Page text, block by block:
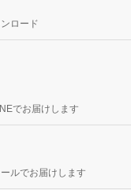
ロード
でお届けします
ルでお届けします